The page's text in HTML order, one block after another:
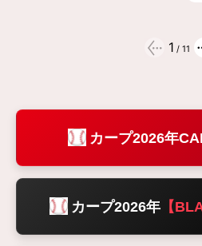
1 / 11
カープ2026年
カープ2026年【